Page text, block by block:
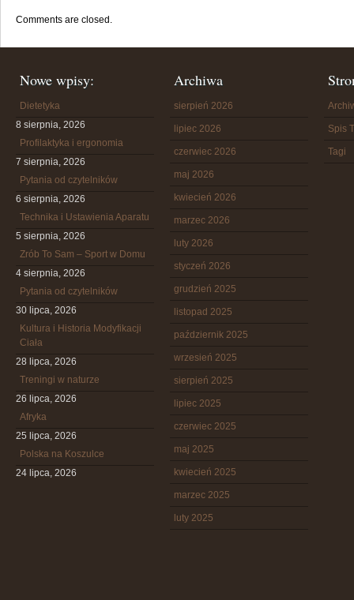
Comments are closed.
Nowe wpisy:
Dietetyka
8 sierpnia, 2026
Profilaktyka i ergonomia
7 sierpnia, 2026
Pytania od czytelników
6 sierpnia, 2026
Technika i Ustawienia Aparatu
5 sierpnia, 2026
Zrób To Sam – Sport w Domu
4 sierpnia, 2026
Pytania od czytelników
30 lipca, 2026
Kultura i Historia Modyfikacji
Ciała
28 lipca, 2026
Treningi w naturze
26 lipca, 2026
Afryka
25 lipca, 2026
Polska na Koszulce
24 lipca, 2026
Archiwa
sierpień 2026
lipiec 2026
czerwiec 2026
maj 2026
kwiecień 2026
marzec 2026
luty 2026
styczeń 2026
grudzień 2025
listopad 2025
październik 2025
wrzesień 2025
sierpień 2025
lipiec 2025
czerwiec 2025
maj 2025
kwiecień 2025
marzec 2025
luty 2025
Spis
Tagi